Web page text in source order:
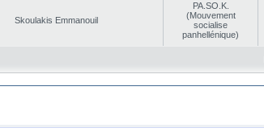
Skoulakis Emmanouil
PA.SO.K.
(Mouvement
socialise
panhellénique)